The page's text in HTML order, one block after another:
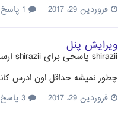
فروردین 29، 2017
ویرایش پنل
shirazii پاسخی برای shirazii
چطور نمیشه حداقل اون ادرس
فروردین 29، 2017